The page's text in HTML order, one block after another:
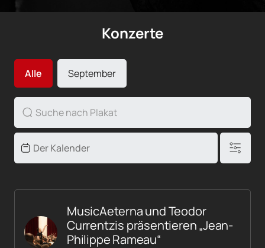
Konzerte
Alle September
MusicAeterna und Teodor
Currentzis präsentieren „Jean-
Philippe Rameau“